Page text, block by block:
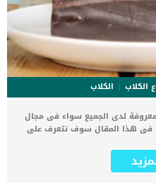
الكلاب
الكلاب
لدى الجميع سواء فى مجال
فى هذا المقال سوف نتعرف على
مخاطر تناول دواء زانكس للكلاب